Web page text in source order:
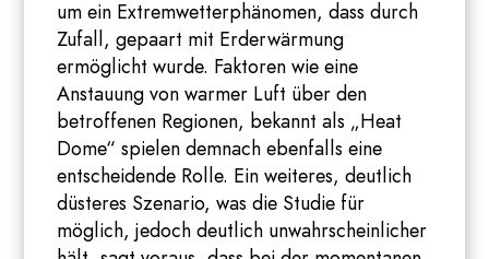
um ein Extremwetterphänomen, dass durch
Zufall, gepaart mit Erderwärmung
ermöglicht wurde. Faktoren wie eine
Anstauung von warmer Luft über den
betroffenen Regionen, bekannt als „Heat
Dome“ spielen demnach ebenfalls eine
entscheidende Rolle. Ein weiteres, deutlich
düsteres Szenario, was die Studie für
möglich, jedoch deutlich unwahrscheinlicher